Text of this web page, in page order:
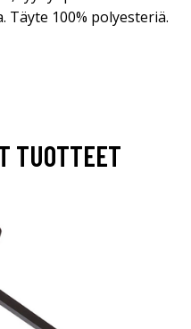
Täyte 100% polyesteriä.
TUOTTEET